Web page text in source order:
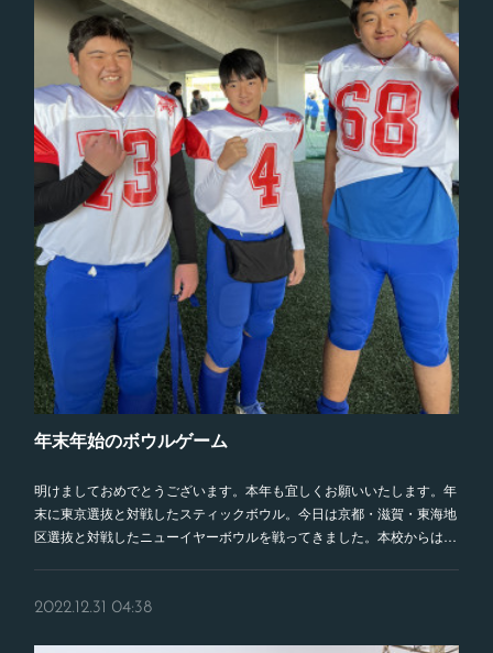
年末年始のボウルゲーム
明けましておめでとうございます。本年も宜しくお願いいたします。年
末に東京選抜と対戦したスティックボウル。今日は京都・滋賀・東海地
区選抜と対戦したニューイヤーボウルを戦ってきました。本校からは…
2022.12.31 04:38